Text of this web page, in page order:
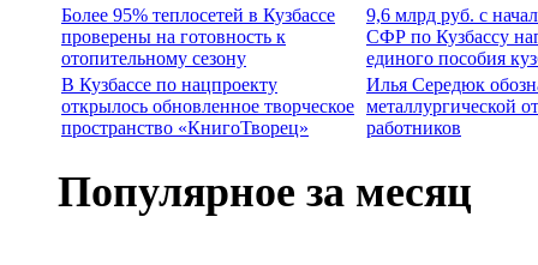
Более 95% теплосетей в Кузбассе
проверены на готовность к
отопительному сезону
9,6 млрд руб. с
СФР по Кузбассу
единого пособия
В Кузбассе по нацпроекту
открылось обновленное творческое
пространство «КнигоТворец»
Илья Середюк
металлургической
работников
Популярное за месяц